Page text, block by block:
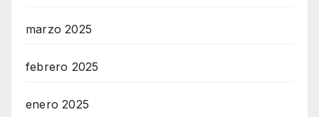
marzo 2025
febrero 2025
enero 2025